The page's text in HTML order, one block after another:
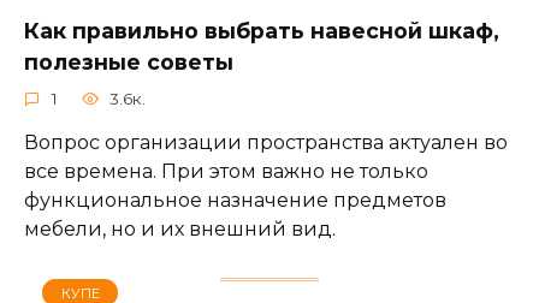
Как правильно выбрать навесной шкаф,
полезные советы
1 3.6к.
Вопрос организации пространства актуален во
все времена. При этом важно не только
функциональное назначение предметов
мебели, но и их внешний вид.
КУПЕ